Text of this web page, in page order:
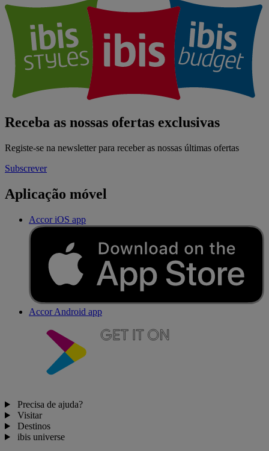
Receba as nossas ofertas exclusivas
Registe-se na newsletter para receber as nossas últimas ofertas
Subscrever
Aplicação móvel
Accor iOS app
Accor Android app
Precisa de ajuda?
Visitar
Destinos
ibis universe